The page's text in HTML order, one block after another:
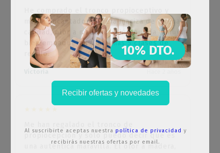
me ha encantado. Madera maciza de buena
calidad, olor a madera recién pulida y muy
bien empaquetado. Además 5 clases de
regalo.
propiocepción y solo puedo decir que es
una auténtica maravilla. El olor a madera,
10% DTO.
Recibir ofertas y novedades
Al suscribirte aceptas nuestrapolítica de privacidad y
recibirás nuestras ofertas por email.